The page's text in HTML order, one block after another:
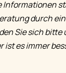
durch
Sie sich
ist es immer